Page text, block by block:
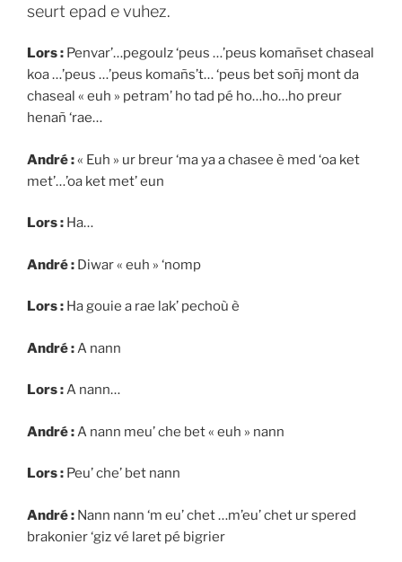
seurt epad e vuhez.
Lors : Penvar’…pegoulz ‘peus …’peus komañset chaseal
koa …’peus …’peus komañs’t… ‘peus bet soñj mont da
chaseal « euh » petram’ ho tad pé ho…ho…ho preur
henañ ‘rae…
André :« Euh » ur breur ‘ma ya a chasee è med ‘oa ket
met’…’oa ket met’ eun
Lors : Ha…
André : Diwar « euh » ‘nomp
Lors : Ha gouie a rae lak’ pechoù è
André : A nann
Lors :A nann…
André : A nann meu’ che bet « euh » nann
Lors : Peu’ che’ bet nann
André : Nann nann ‘m eu’ chet …m’eu’ chet ur spered
brakonier ‘giz vé laret pé bigrier